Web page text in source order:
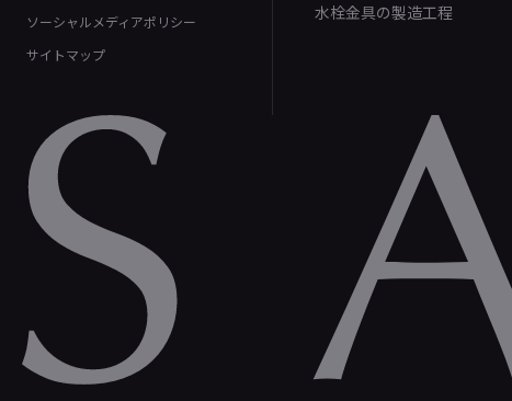
ソーシャルメディアポリシー
サイトマップ
水栓金具の製造工程